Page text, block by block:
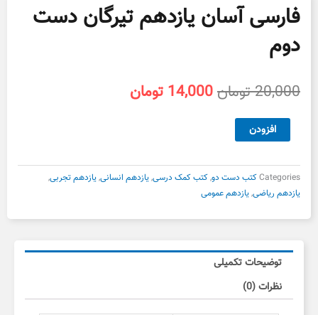
فارسی آسان یازدهم تیرگان دست
دوم
20,000تومانقیمت
14,000 تومان
فارسی
آسان
تیرگان
دست
دوم
عدد
افزودن
Categoriesکتب دست دو,کتب کمک درسی,یازدهم انسانی,یازدهم تجربی,
یازدهم ریاضی,یازدهم عمومی
توضیحات تکمیلی
نظرات (0)